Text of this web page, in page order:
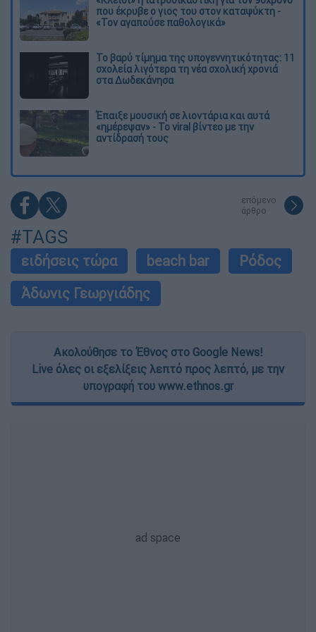
που έκρυβε ο γιος του στον καταψύκτη -
«Τον αγαπούσε παθολογικά»
Το βαρύ τίμημα της υπογεννητικότητας: 11
σχολεία λιγότερα τη νέα σχολική χρονιά
στα Δωδεκάνησα
Έπαιξε μουσική σε λιοντάρια και αυτά
«ημέρεψαν» - Το viral βίντεο με την
αντίδρασή τους
επόμενο
άρθρο
#TAGS
ειδήσεις τώρα beach bar
Ρόδος
Άδωνις Γεωργιάδης
Ακολούθησε το Έθνος στο Google News!
Live όλες οι εξελίξεις λεπτό προς λεπτό, με την
υπογραφή του www.ethnos.gr